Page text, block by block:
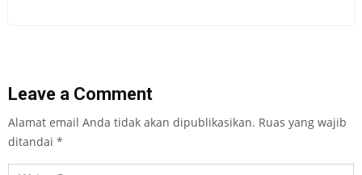
Leave a Comment
Alamat email Anda tidak akan dipublikasikan. Ruas yang wajib
ditandai *